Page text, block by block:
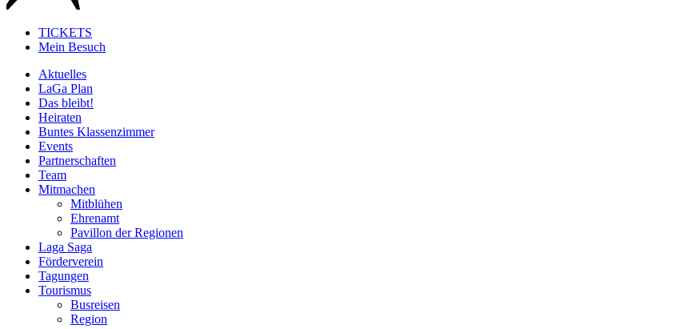
TICKETS
Mein Besuch
Aktuelles
LaGa Plan
Das bleibt!
Heiraten
Buntes Klassenzimmer
Events
Partnerschaften
Team
Mitmachen
Mitblühen
Ehrenamt
Pavillon der Regionen
Laga Saga
Förderverein
Tagungen
Tourismus
Busreisen
Region